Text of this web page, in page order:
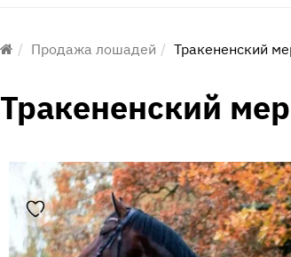
Продажа лошадей Тракененский
Тракененский